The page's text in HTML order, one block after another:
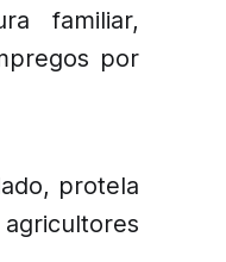
familiar,
por
protela